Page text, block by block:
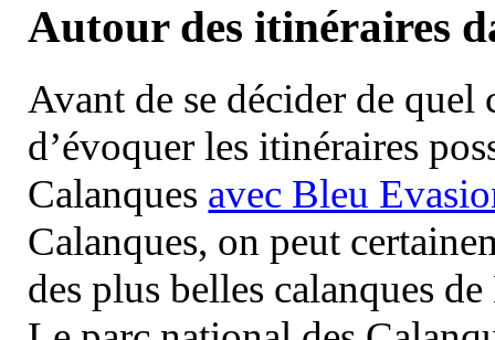
Autour des itinéraires
Avant de se décider de
d’évoquer les itinéraires
Calanques avec Bleu
Calanques, on peut
des plus belles calanques